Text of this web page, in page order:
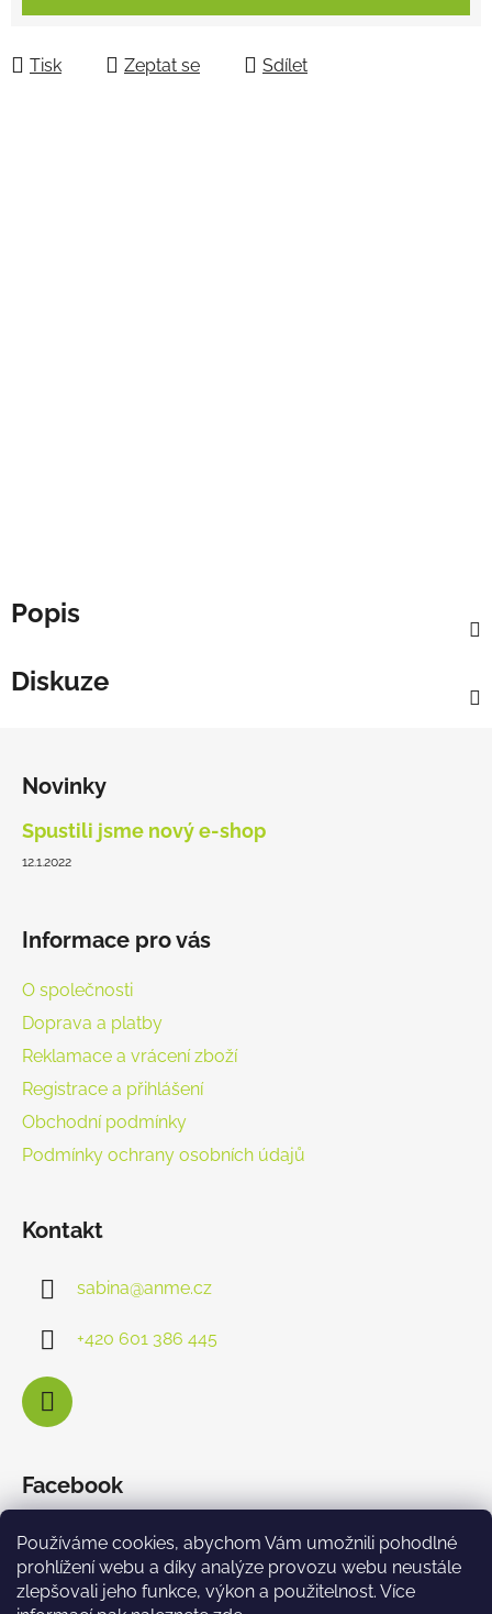
Používáme cookies, abychom Vám umožnili pohodlné
prohlížení webu a díky analýze provozu webu neustále
zlepšovali jeho funkce, výkon a použitelnost. Více
Tisk Zeptat se Sdílet
Popis
Diskuze
Novinky
Spustili jsme nový e-shop
12.1.2022
Informace pro vás
O společnosti
Doprava a platby
Reklamace a vrácení zboží
Registrace a přihlášení
Obchodní podmínky
Podmínky ochrany osobních údajů
Kontakt
sabina@anme.cz
+420 601 386 445
Facebook